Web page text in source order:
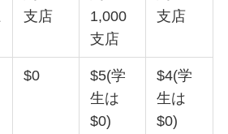
支店
1,000
支店
支店
$0
$5(学
生は
$0)
$4(学
生は
$0)